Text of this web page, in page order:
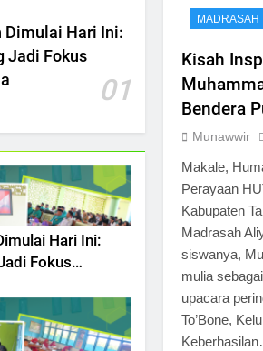
Dimulai Hari Ini:
Jadi Fokus
01
Hari Ini:
Fokus
MADRASAH
Kisah
Bendera
Munawwir
Makale,
Perayaan
Kabupaten
Madrasah
siswanya,
mulia
upacara
To’Bone,